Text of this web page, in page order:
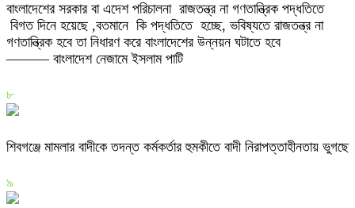
বাংলাদেশের সরকার বা এদেশ পরিচালনা রাজতন্ত্র না গণতান্ত্রিক পদ্ধতিতে
বিগত দিনে হয়েছে ,বতমানে কি পদ্ধতিতে হচ্ছে, ভবিষ্যতে রাজতন্ত্র না
গণতান্ত্রিক হবে তা নিধারণ করে বাংলাদেশের উন্নয়ন ঘটাতে হবে
——— বাংলাদেশ নেজামে ইসলাম পাটি
৮
শিবগঞ্জে মামলার বাদীকে তদন্ত কর্মকর্তার হুমকীতে বাদী নিরাপত্তাহীনতায় ভুগছে
৯